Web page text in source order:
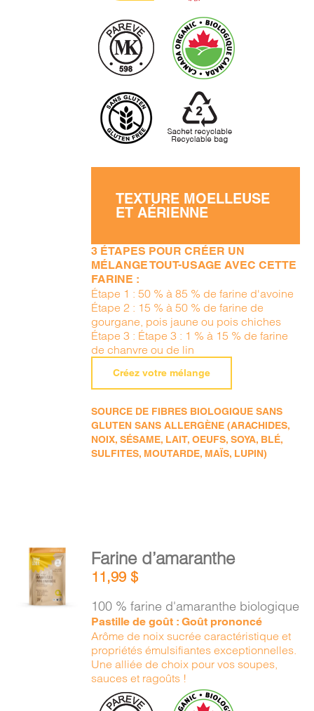
TEXTURE MOELLEUSE
ET AÉRIENNE
3 ÉTAPES POUR CRÉER UN
MÉLANGE TOUT-USAGE AVEC CETTE
FARINE :
Étape 1 : 50 % à 85 % de farine d'avoine
Étape 2 : 15 % à 50 % de farine de
gourgane, pois jaune ou pois chiches
Étape 3 : Étape 3 : 1 % à 15 % de farine
de chanvre ou de lin
Créez votre mélange
SOURCE DE FIBRES BIOLOGIQUE SANS
GLUTEN SANS ALLERGÈNE (ARACHIDES,
NOIX, SÉSAME, LAIT, OEUFS, SOYA, BLÉ,
SULFITES, MOUTARDE, MAÏS, LUPIN)
AJOUTER
AU
PANIER
Farine d’amaranthe
11,99$
100 % farine d'amaranthe biologique
Pastille de goût : Goût prononcé
Arôme de noix sucrée caractéristique et
propriétés émulsifiantes exceptionnelles.
Une alliée de choix pour vos soupes,
sauces et ragoûts !